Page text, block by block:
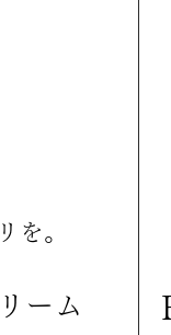
リ を。
リ ー ム